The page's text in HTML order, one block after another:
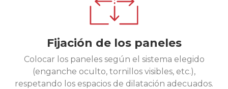
Fijación de los paneles
Colocar los paneles según el sistema elegido
(enganche oculto, tornillos visibles, etc.),
respetando los espacios de dilatación adecuados.